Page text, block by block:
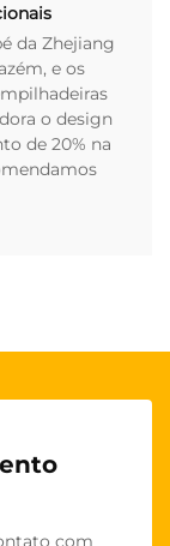
da Zhejiang
e os
o design
de 20% na
com